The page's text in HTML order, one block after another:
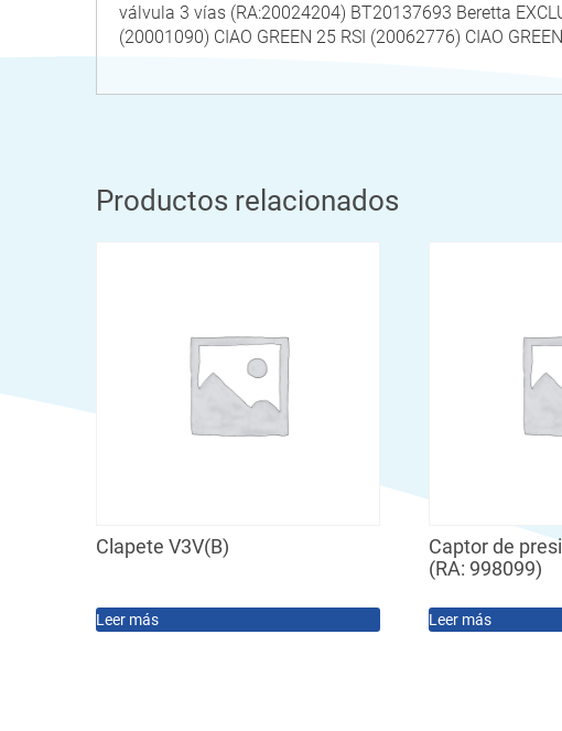
válvula 3 vías (RA:20024204) BT20137693 Beretta
(20001090) CIAO GREEN 25 RSI (20062776) CIAO
Productos relacionados
Clapete V3V(B)
Leer más
Captor de
(RA: 998099)
Leer más